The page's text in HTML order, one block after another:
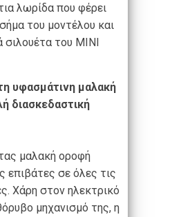
λωρίδα που φέρει
του μοντέλου και
σιλουέτα του MINI
υφασμάτινη μαλακή
διασκεδαστική
μαλακή οροφή
επιβάτες σε όλες τις
Χάρη στον ηλεκτρικό
μηχανισμό της, η